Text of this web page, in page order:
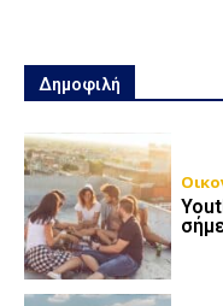
Δημοφιλή